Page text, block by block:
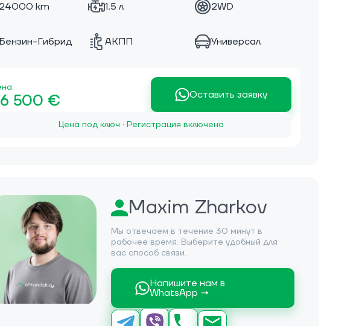
24000 km 1.5 л 2WD
Бензин-Гибрид АКПП Универсал
500 € Оставить заявку
Цена под ключ · Регистрация включена
Maxim Zharkov
Мы отвечаем в течение 30 минут в
рабочее время. Выберите удобный для
вас способ связи.
Напишите нам в
WhatsApp →